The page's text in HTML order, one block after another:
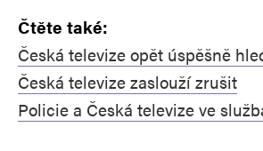
Čtěte také:
Česká televize opět úspěšně
Česká televize zaslouží zrušit
Policie a Česká televize ve